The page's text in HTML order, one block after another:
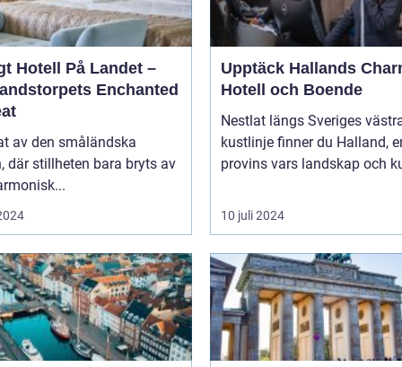
Hotell På Landet –
Enchanted
av den småländska
där stillheten bara bryts av
Upptäck Hallands
Hotell och Boende
Nestlat längs Sveriges
kustlinje finner du Halland,
provins vars landskap och
10 juli 2024